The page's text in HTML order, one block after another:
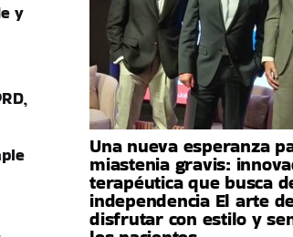
y
Una nueva esperanza
miastenia gravis:
terapéutica que busca
independencia El arte
disfrutar con estilo y